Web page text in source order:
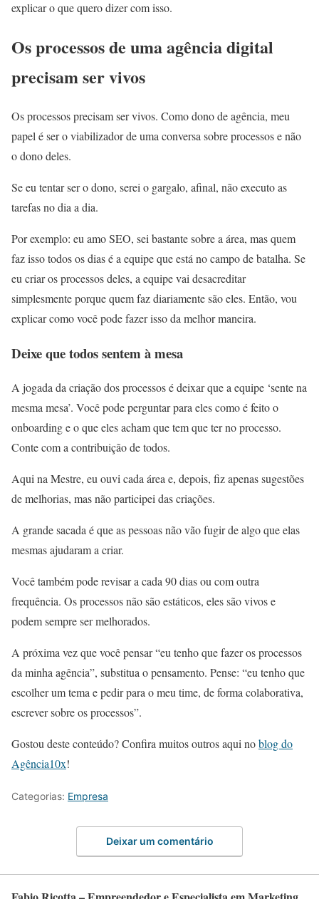
explicar o que quero dizer com isso.
Os processos de uma agência digital
precisam ser vivos
Os processos precisam ser vivos. Como dono de agência, meu
papel é ser o viabilizador de uma conversa sobre processos e não
o dono deles.
Se eu tentar ser o dono, serei o gargalo, afinal, não executo as
tarefas no dia a dia.
Por exemplo: eu amo SEO, sei bastante sobre a área, mas quem
faz isso todos os dias é a equipe que está no campo de batalha. Se
eu criar os processos deles, a equipe vai desacreditar
simplesmente porque quem faz diariamente são eles. Então, vou
explicar como você pode fazer isso da melhor maneira.
Deixe que todos sentem à mesa
A jogada da criação dos processos é deixar que a equipe ‘sente na
mesma mesa’. Você pode perguntar para eles como é feito o
onboarding e o que eles acham que tem que ter no processo.
Conte com a contribuição de todos.
Aqui na Mestre, eu ouvi cada área e, depois, fiz apenas sugestões
de melhorias, mas não participei das criações.
A grande sacada é que as pessoas não vão fugir de algo que elas
mesmas ajudaram a criar.
Você também pode revisar a cada 90 dias ou com outra
frequência. Os processos não são estáticos, eles são vivos e
podem sempre ser melhorados.
A próxima vez que você pensar “eu tenho que fazer os processos
da minha agência”, substitua o pensamento. Pense: “eu tenho que
escolher um tema e pedir para o meu time, de forma colaborativa,
escrever sobre os processos”.
Gostou deste conteúdo? Confira muitos outros aqui noblog do
Agência10x!
Categorias: Empresa
Deixar um comentário